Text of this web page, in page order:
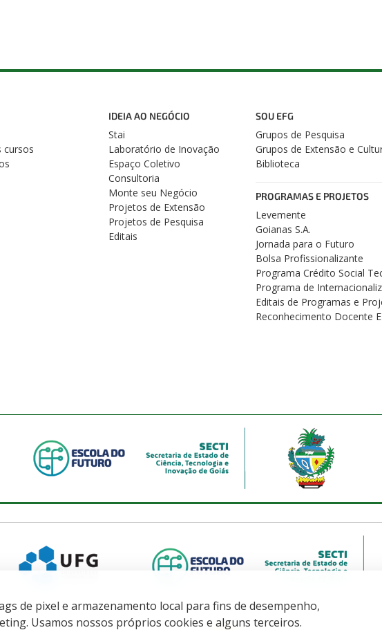
de pixel e armazenamento local para fins de desempenho,
Usamos nossos próprios cookies e alguns terceiros.
cursos
IDEIA AO NEGÓCIO
Stai
Laboratório de Inovação
Espaço Coletivo
Consultoria
Monte seu Negócio
Projetos de Extensão
Projetos de Pesquisa
Editais
SOU EFG
Grupos de Pesquisa
Grupos de Extensão e
Biblioteca
PROGRAMAS E PROJETOS
Levemente
Goianas S.A.
Jornada para o Futuro
Bolsa Profissionalizante
Programa Crédito Social
Programa de
Editais de Programas e
Reconhecimento Docente